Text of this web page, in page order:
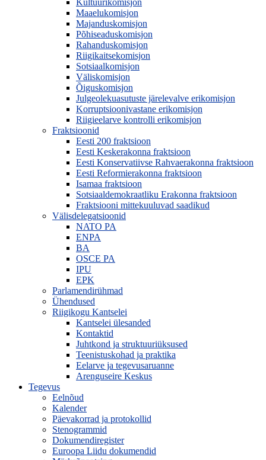
Maaelukomisjon
Majanduskomisjon
Põhiseaduskomisjon
Rahanduskomisjon
Riigikaitsekomisjon
Sotsiaalkomisjon
Väliskomisjon
Õiguskomisjon
Julgeolekuasutuste järelevalve erikomisjon
Korruptsioonivastane erikomisjon
Riigieelarve kontrolli erikomisjon
Fraktsioonid
Eesti 200 fraktsioon
Eesti Keskerakonna fraktsioon
Eesti Konservatiivse Rahvaerakonna fraktsioon
Eesti Reformierakonna fraktsioon
Isamaa fraktsioon
Sotsiaaldemokraatliku Erakonna fraktsioon
Fraktsiooni mittekuuluvad saadikud
Välisdelegatsioonid
NATO PA
ENPA
BA
OSCE PA
IPU
EPK
Parlamendirühmad
Ühendused
Riigikogu Kantselei
Kantselei ülesanded
Kontaktid
Juhtkond ja struktuuriüksused
Teenistuskohad ja praktika
Eelarve ja tegevusaruanne
Arenguseire Keskus
Tegevus
Eelnõud
Kalender
Päevakorrad ja protokollid
Stenogrammid
Dokumendiregister
Euroopa Liidu dokumendid